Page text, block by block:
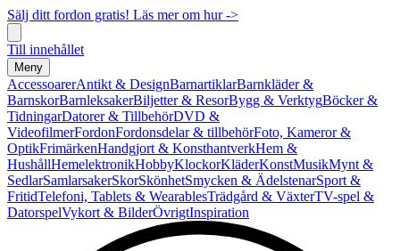
Sälj ditt fordon gratis! Läs mer om hur ->
Till innehållet
Meny
AccessoarerAntikt & DesignBarnartiklarBarnkläder &
BarnskorBarnleksakerBiljetter & ResorBygg & VerktygBöcker &
TidningarDatorer & TillbehörDVD &
VideofilmerFordonFordonsdelar & tillbehörFoto, Kameror &
OptikFrimärkenHandgjort & KonsthantverkHem &
HushållHemelektronikHobbyKlockorKläderKonstMusikMynt &
SedlarSamlarsakerSkorSkönhetSmycken & ÄdelstenarSport &
FritidTelefoni, Tablets & WearablesTrädgård & VäxterTV-spel &
DatorspelVykort & BilderÖvrigtInspiration